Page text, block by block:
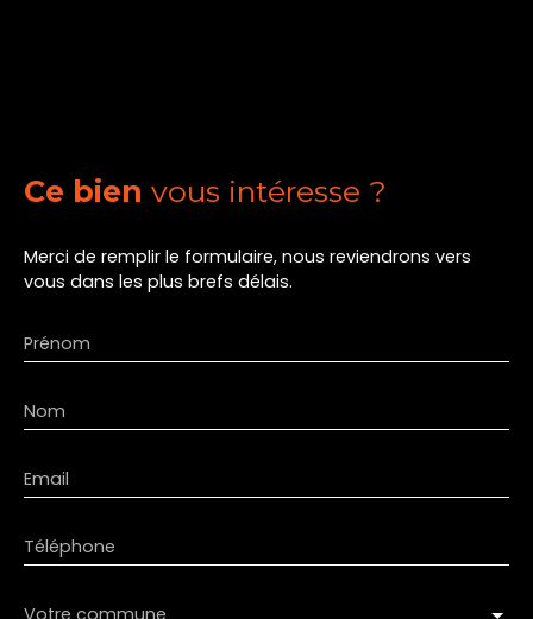
Ce bien vous intéresse ?
Merci de remplir le formulaire, nous reviendrons vers
vous dans les plus brefs délais.
Prénom
Nom
Email
Téléphone
Votre commune